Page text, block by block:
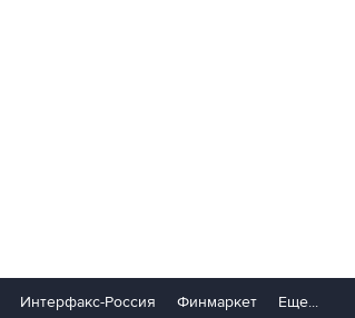
Интерфакс-Россия Финмаркет Еще...